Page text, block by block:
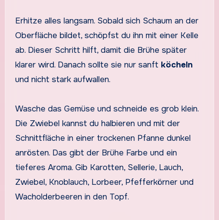
Erhitze alles langsam. Sobald sich Schaum an der
Oberfläche bildet, schöpfst du ihn mit einer Kelle
ab. Dieser Schritt hilft, damit die Brühe später
klarer wird. Danach sollte sie nur sanft köcheln
und nicht stark aufwallen.
Wasche das Gemüse und schneide es grob klein.
Die Zwiebel kannst du halbieren und mit der
Schnittfläche in einer trockenen Pfanne dunkel
anrösten. Das gibt der Brühe Farbe und ein
tieferes Aroma. Gib Karotten, Sellerie, Lauch,
Zwiebel, Knoblauch, Lorbeer, Pfefferkörner und
Wacholderbeeren in den Topf.